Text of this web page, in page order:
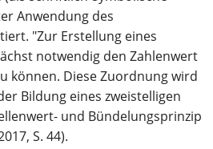
Anwendung des
"Zur Erstellung eines
notwendig den Zahlenwert
können. Diese Zuordnung wird
Bildung eines zweistelligen
und Bündelungsprinzip
S. 44).